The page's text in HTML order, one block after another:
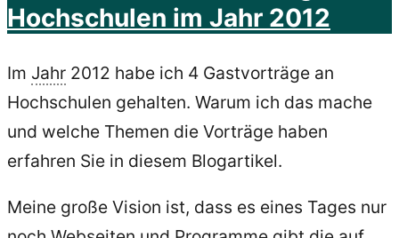
Hochschulen im Jahr 2012
Im Jahr 2012 habe ich 4 Gastvorträge an
Hochschulen gehalten. Warum ich das mache
und welche Themen die Vorträge haben
erfahren Sie in diesem Blogartikel.
Meine große Vision ist, dass es eines Tages nur